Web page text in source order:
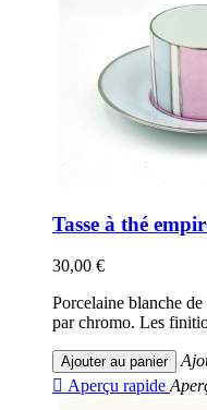
Tasse à thé
30,00 €
Porcelaine blanche
par chromo. Les
Ajouter au panier
 Aperçu rapide